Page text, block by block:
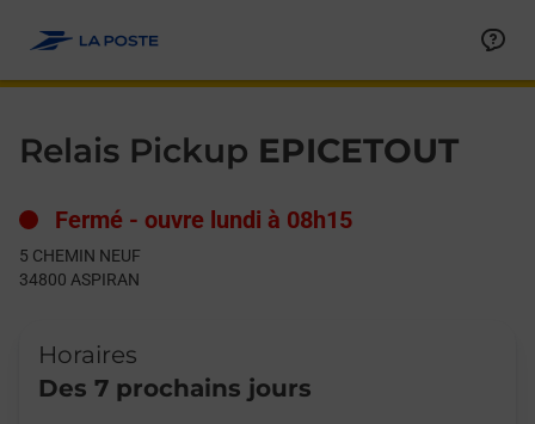
Relais Pickup EPICETOUT
Fermé - ouvre lundi à 08h15
5 CHEMIN NEUF
34800 ASPIRAN
Horaires
Des 7 prochains jours